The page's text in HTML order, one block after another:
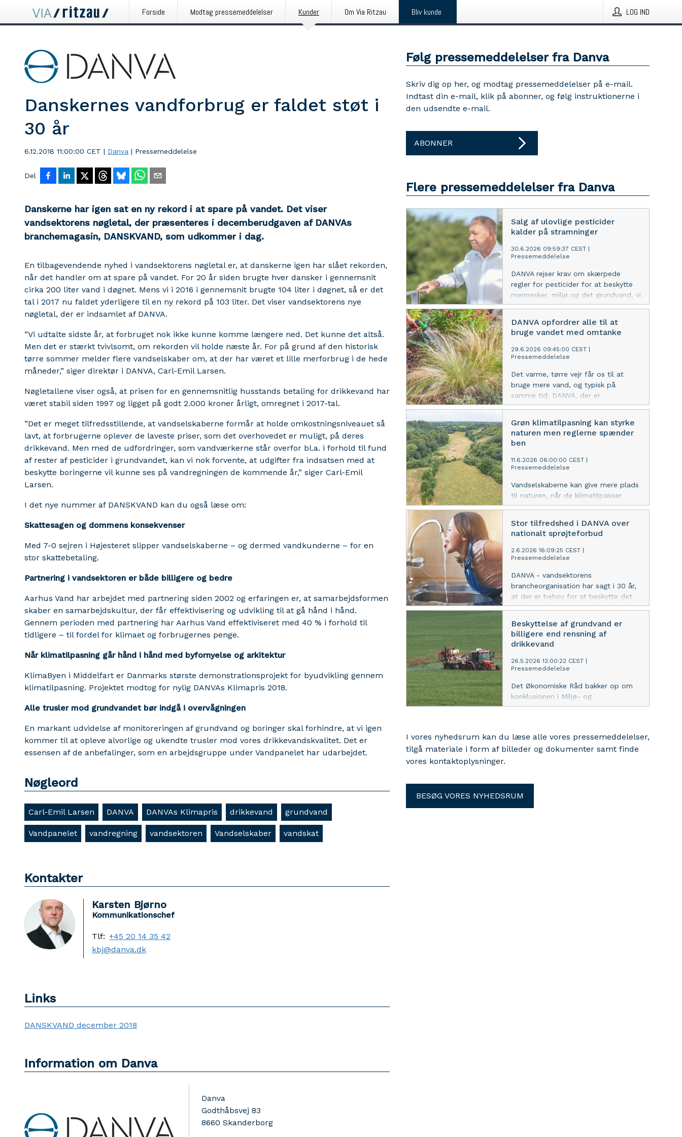
Forside Modtag pressemeddelelser Kunder Om Via Ritzau Bliv kunde LOG IND
Danskernes vandforbrug er faldet støt i
30 år
6.12.2018 11:00:00 CET | Danva | Pressemeddelelse
Del
Danskerne har igen sat en ny rekord i at spare på vandet. Det viser
vandsektorens nøgletal, der præsenteres i decemberudgaven af DANVAs
branchemagasin, DANSKVAND, som udkommer i dag.
En tilbagevendende nyhed i vandsektorens nøgletal er, at danskerne igen har slået rekorden,
når det handler om at spare på vandet. For 20 år siden brugte hver dansker i gennemsnit
cirka 200 liter vand i døgnet. Mens vi i 2016 i gennemsnit brugte 104 liter i døgnet, så er det
tal i 2017 nu faldet yderligere til en ny rekord på 103 liter. Det viser vandsektorens nye
nøgletal, der er indsamlet af DANVA.
”Vi udtalte sidste år, at forbruget nok ikke kunne komme længere ned. Det kunne det altså.
Men det er stærkt tvivlsomt, om rekorden vil holde næste år. For på grund af den historisk
tørre sommer melder flere vandselskaber om, at der har været et lille merforbrug i de hede
måneder,” siger direktør i DANVA, Carl-Emil Larsen.
Nøgletallene viser også, at prisen for en gennemsnitlig husstands betaling for drikkevand har
været stabil siden 1997 og ligget på godt 2.000 kroner årligt, omregnet i 2017-tal.
”Det er meget tilfredsstillende, at vandselskaberne formår at holde omkostningsniveauet så
lavt, at forbrugerne oplever de laveste priser, som det overhovedet er muligt, på deres
drikkevand. Men med de udfordringer, som vandværkerne står overfor bl.a. i forhold til fund
af rester af pesticider i grundvandet, kan vi nok forvente, at udgifter fra indsatsen med at
beskytte boringerne vil kunne ses på vandregningen de kommende år,” siger Carl-Emil
Larsen.
I det nye nummer af DANSKVAND kan du også læse om:
Skattesagen og dommens konsekvenser
Med 7-0 sejren i Højesteret slipper vandselskaberne – og dermed vandkunderne – for en
stor skattebetaling.
Partnering i vandsektoren er både billigere og bedre
Aarhus Vand har arbejdet med partnering siden 2002 og erfaringen er, at samarbejdsformen
skaber en samarbejdskultur, der får effektivisering og udvikling til at gå hånd i hånd.
Gennem perioden med partnering har Aarhus Vand effektiviseret med 40 % i forhold til
tidligere – til fordel for klimaet og forbrugernes penge.
Når klimatilpasning går hånd i hånd med byfornyelse og arkitektur
KlimaByen i Middelfart er Danmarks største demonstrationsprojekt for byudvikling gennem
klimatilpasning. Projektet modtog for nylig DANVAs Klimapris 2018.
Alle trusler mod grundvandet bør indgå i overvågningen
En markant udvidelse af monitoreringen af grundvand og boringer skal forhindre, at vi igen
kommer til at opleve alvorlige og ukendte trusler mod vores drikkevandskvalitet. Det er
essensen af de anbefalinger, som en arbejdsgruppe under Vandpanelet har udarbejdet.
Nøgleord
Carl-Emil Larsen DANVA DANVAs Klimapris drikkevand grundvand
Vandpanelet vandregning vandsektoren Vandselskaber vandskat
Kontakter
Karsten Bjørno
Kommunikationschef
Tlf: +45 20 14 35 42
kbj@danva.dk
Links
DANSKVAND december 2018
Information om Danva
Danva
Godthåbsvej 83
8660 Skanderborg
Følg pressemeddelelser fra Danva
Skriv dig op her, og modtag pressemeddelelser på e-mail.
Indtast din e-mail, klik på abonner, og følg instruktionerne i
den udsendte e-mail.
ABONNER
Flere pressemeddelelser fra Danva
Salg af ulovlige pesticider
kalder på stramninger
30.6.2026 09:59:37 CEST
Pressemeddelelse
DANVA rejser krav om skærpede
regler for pesticider for at beskytte
mennesker, miljø og det grundvand, vi
indvinder til drikkevand. Det sker i
overtrædelser hos virksomheder, der
håndterer eller sælger pesticider.
DANVA opfordrer alle til at
bruge vandet med omtanke
29.6.2026 09:45:00 CEST
Pressemeddelelse
Det varme, tørre vejr får os til at
bruge mere vand, og typisk på
samme tid. DANVA, der er
brancheorganisation for Danmarks
vandet med omtanke, så der er nok
til alle.
Grøn klimatilpasning kan styrke
naturen men reglerne spænder
ben
11.6.2026 06:00:00 CEST
Pressemeddelelse
Vandselskaberne kan give mere plads
til naturen, når de klimatilpasser
Danmark. Men værdierne af blandt
reduktioner tæller stadig ikke med,
når det skal vurderes,
om milliardprojekterne er
hensigtsmæssige i forhold til
Stor tilfredshed i DANVA over
nationalt sprøjteforbud
2.6.2026 16:09:25 CEST
Pressemeddelelse
DANVA - vandsektorens
brancheorganisation har sagt i 30 år,
at der er behov for at beskytte det
grundvand, vi indvinder til drikkevand.
et nationalt sprøjteforbud i de
grundvandsdannende områder.
Beskyttelse af grundvand er
billigere end rensning af
drikkevand
26.5.2026 12:00:22 CEST
Pressemeddelelse
Det Økonomiske Råd bakker op om
konklusionen i Miljø- og
Ligestillingsministeriet analyse af
grundvandet end at rense drikkevand.
Vurderingen flugter DANVAs ønske
I vores nyhedsrum kan du læse alle vores pressemeddelelser,
tilgå materiale i form af billeder og dokumenter samt finde
vores kontaktoplysninger.
BESØG VORES NYHEDSRUM